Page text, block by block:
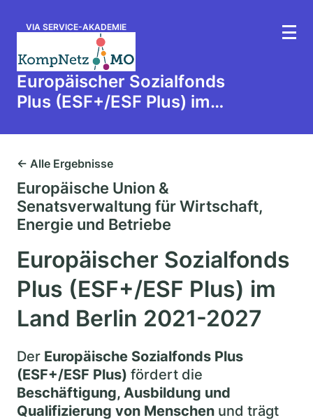
VIA SERVICE-AKADEMIE
Europäischer Sozialfonds
Plus (ESF+/ESF Plus) im
← Alle Ergebnisse
Europäische Union &
Senatsverwaltung für Wirtschaft,
Energie und Betriebe
Europäischer Sozialfonds
Plus (ESF+/ESF Plus) im
Land Berlin 2021-2027
Der Europäische Sozialfonds Plus
(ESF+/ESF Plus) fördert die
Beschäftigung, Ausbildung und
Qualifizierung von Menschen und trägt